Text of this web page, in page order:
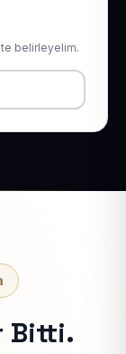
belirleyelim.
Bitti.